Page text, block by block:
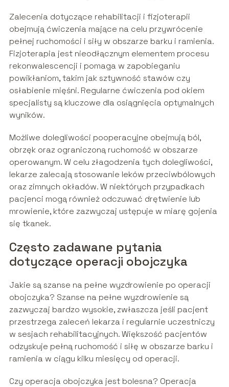
Zalecenia dotyczące rehabilitacji i fizjoterapii
obejmują ćwiczenia mające na celu przywrócenie
pełnej ruchomości i siły w obszarze barku i ramienia.
Fizjoterapia jest nieodłącznym elementem procesu
rekonwalescencji i pomaga w zapobieganiu
powikłaniom, takim jak sztywność stawów czy
osłabienie mięśni. Regularne ćwiczenia pod okiem
specjalisty są kluczowe dla osiągnięcia optymalnych
wyników.
Możliwe dolegliwości pooperacyjne obejmują ból,
obrzęk oraz ograniczoną ruchomość w obszarze
operowanym. W celu złagodzenia tych dolegliwości,
lekarze zalecają stosowanie leków przeciwbólowych
oraz zimnych okładów. W niektórych przypadkach
pacjenci mogą również odczuwać drętwienie lub
mrowienie, które zazwyczaj ustępuje w miarę gojenia
się tkanek.
Często zadawane pytania
dotyczące operacji obojczyka
Jakie są szanse na pełne wyzdrowienie po operacji
obojczyka? Szanse na pełne wyzdrowienie są
zazwyczaj bardzo wysokie, zwłaszcza jeśli pacjent
przestrzega zaleceń lekarza i regularnie uczestniczy
w sesjach rehabilitacyjnych. Większość pacjentów
odzyskuje pełną ruchomość i siłę w obszarze barku i
ramienia w ciągu kilku miesięcy od operacji.
Czy operacja obojczyka jest bolesna? Operacja